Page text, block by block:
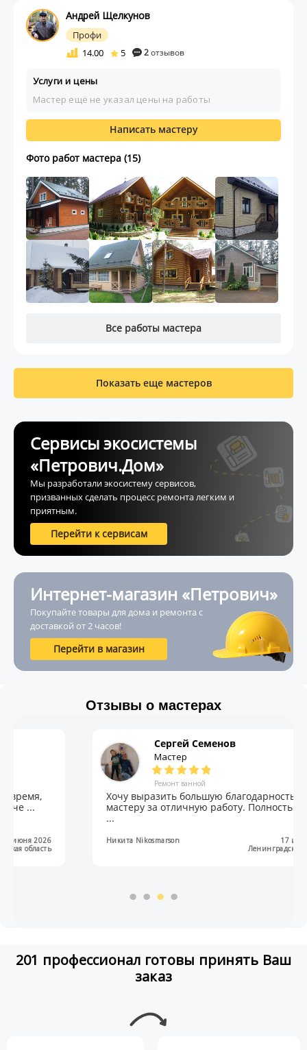
Андрей Щелкунов
Профи
14.00
5 2отзывов
Услуги и цены
Мастер ещё не указал цены на работы
Написать мастеру
Фото работ мастера (15)
Все работы мастера
Показать еще мастеров
Сервисы экосистемы
«Петрович.Дом»
Мы разработали экосистему сервисов,
призванных сделать процесс ремонта легким и
приятным.
Перейти к сервисам
Интернет-магазин «Петрович»
Покупайте товары для дома и ремонта с
доставкой от 2 часов!
Перейти в магазин
Отзывы о мастерах
Сергей Семенов
Мастер
Ремонт ванной
Хочу выразить большую благодарность
мастеру за отличную работу. Полностью сде�
Никита Nikosmarson
Ленинградская область
201 профессионал готовы принять Ваш
заказ